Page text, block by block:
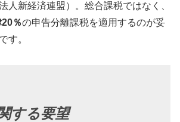
人新経済連盟）。総合課税ではなく、
％の申告分離課税を適用するのが妥
す。
する要望